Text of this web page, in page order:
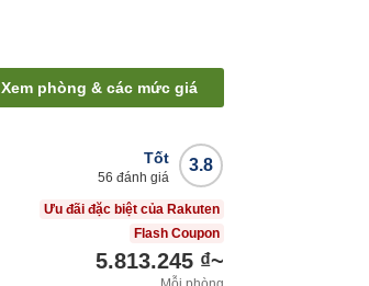
Xem phòng & các mức giá
3.8
Tốt
56 đánh giá
Ưu đãi đặc biệt của Rakuten
Flash Coupon
5.813.245 ₫~